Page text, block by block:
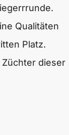
Qualitäten
Platz.
Züchter dieser